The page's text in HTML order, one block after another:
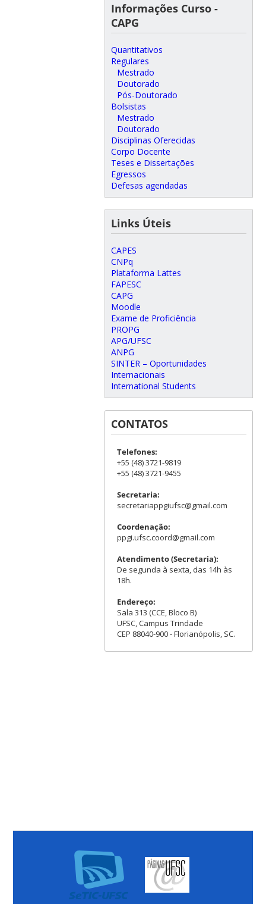
Informações Curso -
CAPG
Quantitativos
Regulares
Mestrado
Doutorado
Pós-Doutorado
Bolsistas
Mestrado
Doutorado
Disciplinas Oferecidas
Corpo Docente
Teses e Dissertações
Egressos
Defesas agendadas
Links Úteis
CAPES
CNPq
Plataforma Lattes
FAPESC
CAPG
Moodle
Exame de Proficiência
PROPG
APG/UFSC
ANPG
SINTER – Oportunidades
Internacionais
International Students
CONTATOS
Telefones:
+55 (48) 3721-9819
+55 (48) 3721-9455
Secretaria:
secretariappgiufsc@gmail.com
Coordenação:
ppgi.ufsc.coord@gmail.com
Atendimento (Secretaria):
De segunda à sexta, das 14h às
18h.
Endereço:
Sala 313 (CCE, Bloco B)
UFSC, Campus Trindade
CEP 88040-900 - Florianópolis, SC.